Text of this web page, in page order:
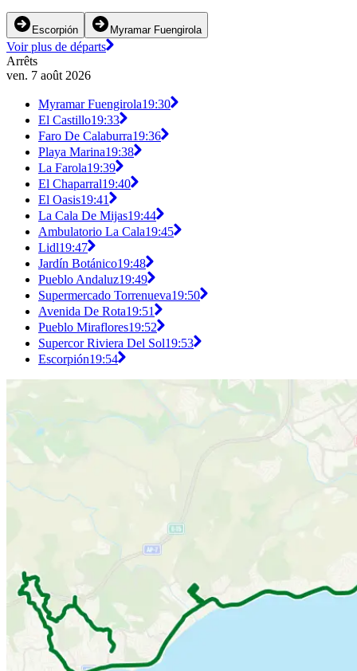
Escorpión Myramar Fuengirola
Voir plus de départs
Arrêts
ven. 7 août 2026
Myramar Fuengirola19:30
El Castillo19:33
Faro De Calaburra19:36
Playa Marina19:38
La Farola19:39
El Chaparral19:40
El Oasis19:41
La Cala De Mijas19:44
Ambulatorio La Cala19:45
Lidl19:47
Jardín Botánico19:48
Pueblo Andaluz19:49
Supermercado Torrenueva19:50
Avenida De Rota19:51
Pueblo Miraflores19:52
Supercor Riviera Del Sol19:53
Escorpión19:54